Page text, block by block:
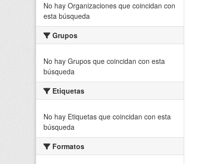
No hay Organizaciones que coincidan con
esta búsqueda
Grupos
No hay Grupos que coincidan con esta
búsqueda
Etiquetas
No hay Etiquetas que coincidan con esta
búsqueda
Formatos